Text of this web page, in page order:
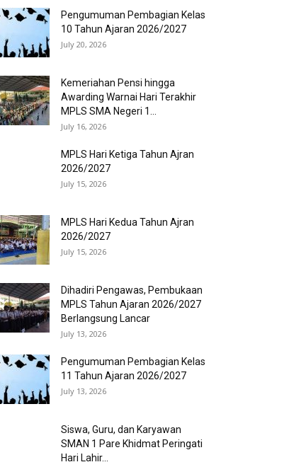
Pengumuman Pembagian Kelas
10 Tahun Ajaran 2026/2027
July 20, 2026
Kemeriahan Pensi hingga
Awarding Warnai Hari Terakhir
MPLS SMA Negeri 1...
July 16, 2026
MPLS Hari Ketiga Tahun Ajran
2026/2027
July 15, 2026
MPLS Hari Kedua Tahun Ajran
2026/2027
July 15, 2026
Dihadiri Pengawas, Pembukaan
MPLS Tahun Ajaran 2026/2027
Berlangsung Lancar
July 13, 2026
Pengumuman Pembagian Kelas
11 Tahun Ajaran 2026/2027
July 13, 2026
Siswa, Guru, dan Karyawan
SMAN 1 Pare Khidmat Peringati
Hari Lahir...